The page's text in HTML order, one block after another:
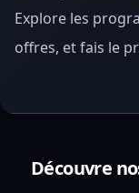
Explore les
offres, et fais le
Découvre